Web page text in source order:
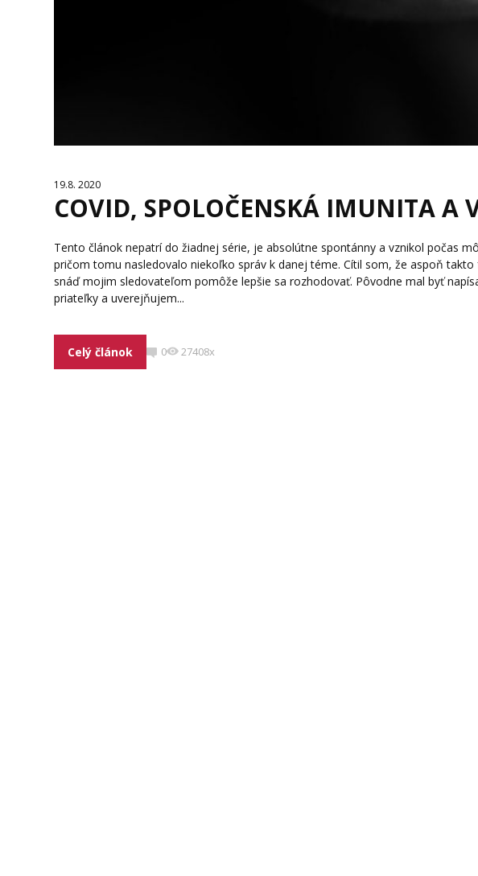
19.8. 2020
COVID, SPOLOČENSKÁ IMUNITA A
Tento článok nepatrí do žiadnej série, je absolútne spontánny a vznikol počas
pričom tomu nasledovalo niekoľko správ k danej téme. Cítil som, že aspoň
snáď mojim sledovateľom pomôže lepšie sa rozhodovať. Pôvodne mal byť
priateľky a uverejňujem...
Celý článok 0 27408x